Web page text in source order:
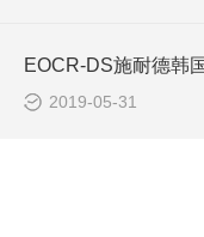
2019-05-31